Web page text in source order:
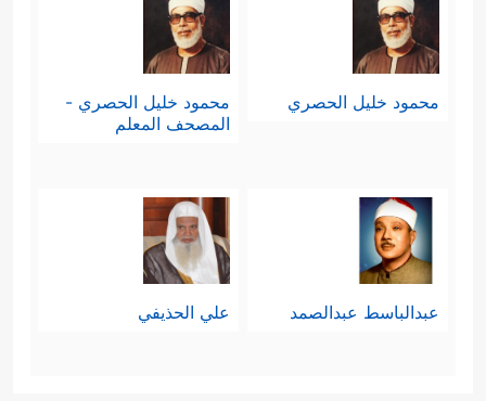
محمود خليل الحصري
محمود خليل الحصري -
المصحف المعلم
عبدالباسط عبدالصمد علي الحذيفي